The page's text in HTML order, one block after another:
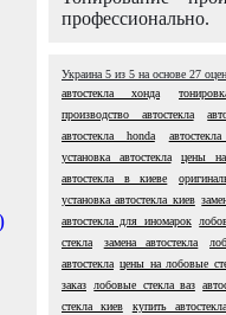
профессионально.
Украина 5 из 5 на основе 27
автостекла хонда
производство автостекла
автостекла honda
установка автостекла
цены на
автостекла в киеве
установка автостекла киев
автостекла для иномарок
стекла
замена автостекла
автостекла цены на лобовые
заказ
лобовые стекла ваз
стекла киев
купить автостекла